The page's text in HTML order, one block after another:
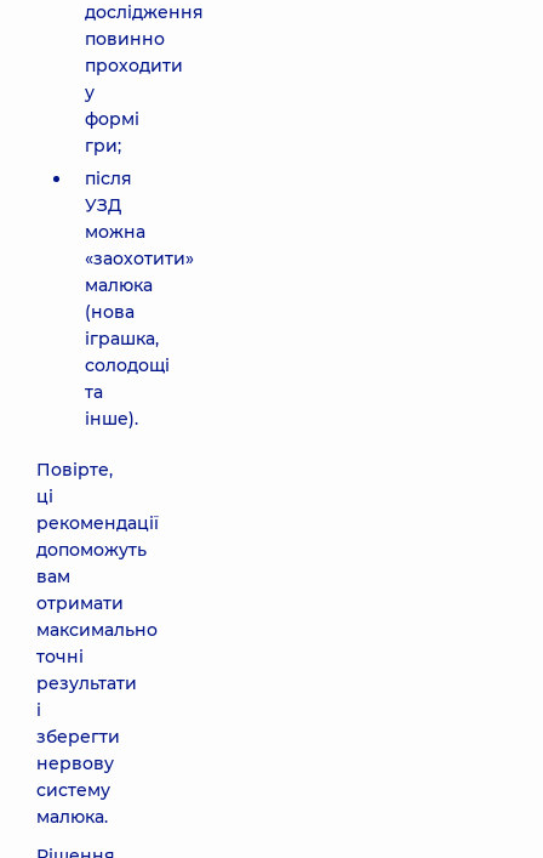
дослідження
повинно
проходити
у
формі
гри;
після
УЗД
можна
«заохотити»
малюка
(нова
іграшка,
солодощі
та
інше).
Повірте,
ці
рекомендації
допоможуть
вам
отримати
максимально
точні
результати
і
зберегти
нервову
систему
малюка.